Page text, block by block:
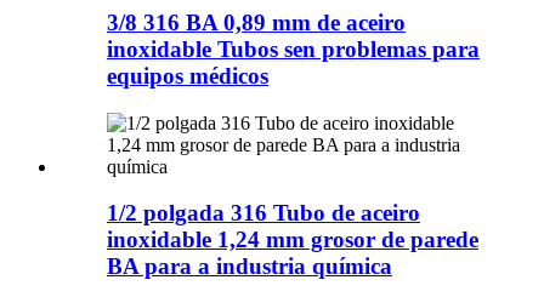
3/8 316 BA 0,89 mm de aceiro
inoxidable Tubos sen problemas para
equipos médicos
1/2 polgada 316 Tubo de aceiro
inoxidable 1,24 mm grosor de parede
BA para a industria química